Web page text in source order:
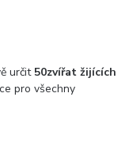
určit 50zvířat žijících
pro všechny